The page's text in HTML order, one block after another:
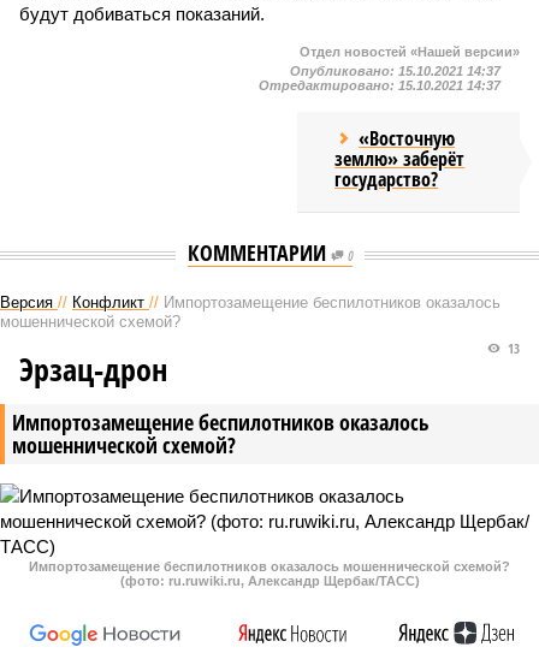
будут добиваться показаний.
Отдел новостей «Нашей версии»
Опубликовано: 15.10.2021 14:37
Отредактировано: 15.10.2021 14:37
«Восточную
землю» заберёт
государство?
КОММЕНТАРИИ 0
Версия // Конфликт // Импортозамещение беспилотников оказалось
мошеннической схемой?
Импортозамещение беспилотников оказалось
мошеннической схемой?
13
Эрзац-дрон
Импортозамещение беспилотников оказалось мошеннической схемой?
(фото: ru.ruwiki.ru, Александр Щербак/ТАСС)